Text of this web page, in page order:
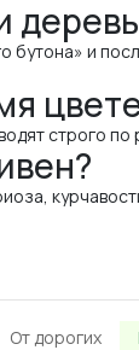
и
строго по
От дорогих